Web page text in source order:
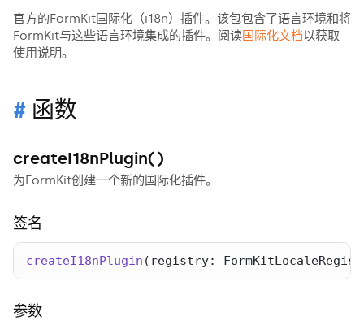
官方的FormKit国际化（i18n）插件。该包包含了语言环境和将
FormKit与这些语言环境集成的插件。阅读国际化文档以获取
使用说明。
函数
createI18nPlugin()
为FormKit创建一个新的国际化插件。
签名
createI18nPlugin ( registry:
参数